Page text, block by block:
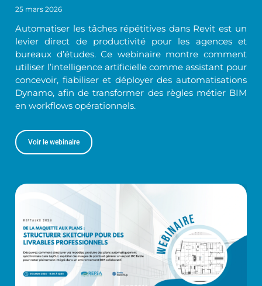
25 mars 2026
Automatiser les tâches répétitives dans Revit est un
levier direct de productivité pour les agences et
bureaux d’études. Ce webinaire montre comment
utiliser l’intelligence artificielle comme assistant pour
concevoir, fiabiliser et déployer des automatisations
Dynamo, afin de transformer des règles métier BIM
en workflows opérationnels.
Voir le webinaire